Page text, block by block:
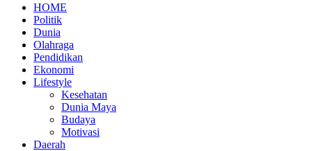
HOME
Politik
Dunia
Olahraga
Pendidikan
Ekonomi
Lifestyle
Kesehatan
Dunia Maya
Budaya
Motivasi
Daerah